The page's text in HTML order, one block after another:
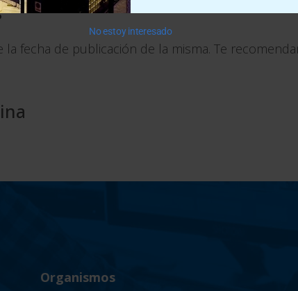
fecha de publicación de la misma. Te
Organismos
No estoy interesado